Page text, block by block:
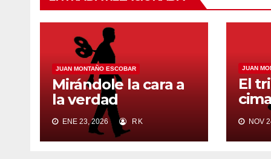
JUAN MONTAÑO ESCOBAR
Mirándole la cara a
la verdad
ENE 23, 2026 RK
JUAN
El
NOV